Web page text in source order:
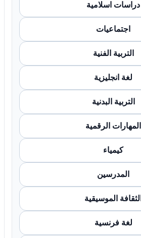
دراسات اسلامية
اجتماعيات
التربية الفنية
لغة انجليزية
التربية البدنية
المهارات الرقمية
كيمياء
المدرسين
الثقافة الموسيقية
لغة فرنسية